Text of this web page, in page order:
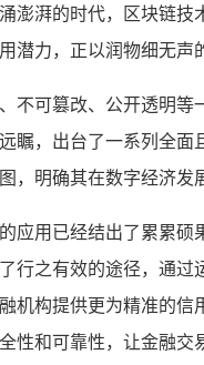
澎湃的时代，区块链
潜力，正以润物细无声
不可篡改、公开透明
瞩，出台了一系列全
图，明确其在数字经济发
应用已经结出了累累
行之有效的途径，通
机构提供更为精准的
性和可靠性，让金融交